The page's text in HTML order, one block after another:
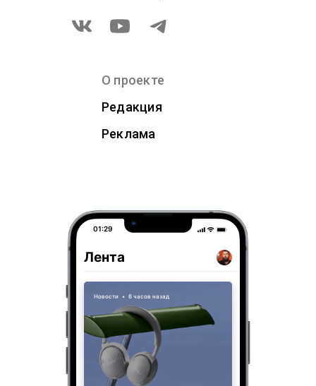
О проекте
Редакция
Реклама
01:29
Лента
Новости • 6 часов назад